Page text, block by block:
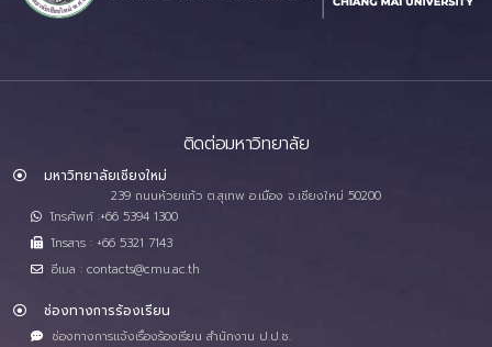
ติดต่อมหาวิทยาลัย
มหาวิทยาลัยเชียงใหม่
239 ถนนห้วยแก้ว ต.สุเทพ อ.เมือง จ.เชียงใหม่ 50200
โทรศัพท์ :+66 5394 1300
โทรสาร : +66 5321 7143
อีเมล : contacts@cmu.ac.th
ช่องทางการร้องเรียน
ช่องทางการแจ้งเรื่องร้องเรียน สำนักงาน ป.ป.ช.